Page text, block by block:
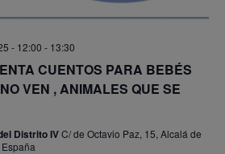
CUENTOS PARA BEBÉS
VEN , ANIMALES QUE SE
- 12:00 - 13:30
Distrito IVC/ de Octavio Paz, 15, Alcalá de